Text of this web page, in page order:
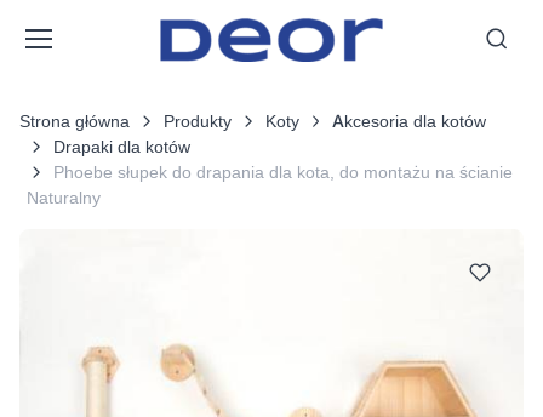
Strona główna Produkty Koty
Akcesoria dla kotów
Drapaki dla kotów
Phoebe słupek do drapania dla kota, do montażu na ścianie
Naturalny